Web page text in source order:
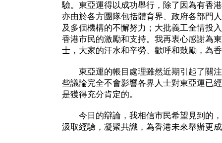
驗。東亞運得以成功舉行，除了因為有香
亦由於各方團隊包括體育界、政府各部門
及多個機構的不懈努力；大批義工全情投
香港市民的激勵和支持。我再衷心感謝為
士，大家的汗水和辛勞、歡呼和鼓勵，為
東亞運的帳目處理雖然近期引起了關注
些議論完全不會影響各界人士對東亞運已
是獲得充分肯定的。
今日的辯論，我相信市民希望見到的，
汲取經驗，凝聚共識，為香港未來舉辦更